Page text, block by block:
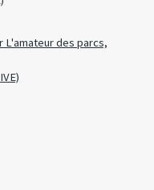
L'amateur des parcs,